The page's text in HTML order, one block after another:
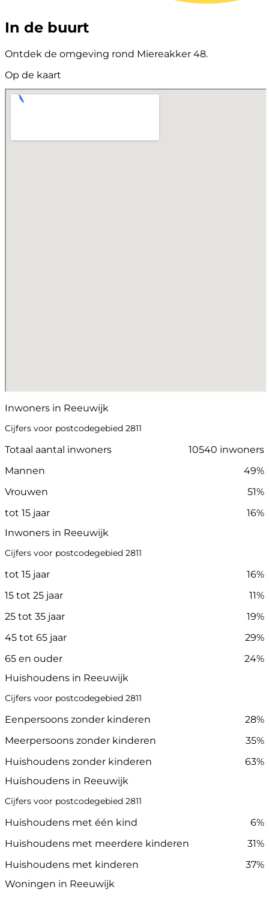
In de buurt
Ontdek de omgeving rond Miereakker 48.
Op de kaart
Inwoners in Reeuwijk
Cijfers voor postcodegebied 2811
Totaal aantal inwoners
10540 inwoners
Mannen
49%
Vrouwen
51%
tot 15 jaar
16%
Inwoners in Reeuwijk
Cijfers voor postcodegebied 2811
tot 15 jaar
16%
15 tot 25 jaar
11%
25 tot 35 jaar
19%
45 tot 65 jaar
29%
65 en ouder
24%
Huishoudens in Reeuwijk
Cijfers voor postcodegebied 2811
Eenpersoons zonder kinderen
28%
Meerpersoons zonder kinderen
35%
Huishoudens zonder kinderen
63%
Huishoudens in Reeuwijk
Cijfers voor postcodegebied 2811
Huishoudens met één kind
6%
Huishoudens met meerdere kinderen
31%
Huishoudens met kinderen
37%
Woningen in Reeuwijk